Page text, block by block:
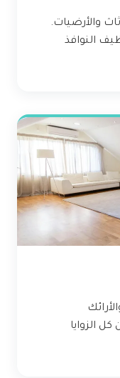
والأرضيات.
النوافذ
الزوايا